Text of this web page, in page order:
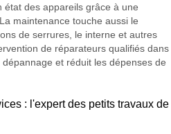
des appareils grâce à une
maintenance touche aussi le
de serrures, le interne et autres
de réparateurs qualifiés dans
et réduit les dépenses de
: l'expert des petits travaux de